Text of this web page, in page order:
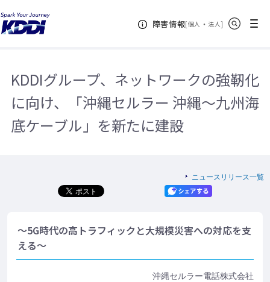
障害情報[個人 ・ 法人新規ウィンドウ
]
メニュー
KDDIホーム
KDDIグループ、ネットワークの強靭化に向け、「沖縄セルラー 沖縄～九州
海底ケーブル」を新たに建設
KDDIグループ、ネットワークの強靭化
に向け、「沖縄セルラー 沖縄～九州海
底ケーブル」を新たに建設
ニュースリリース一覧
～5G時代の高トラフィックと大規模災害への対応を支
える～
沖縄セルラー電話株式会社